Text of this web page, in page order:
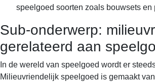
speelgoed soorten zoals bouwsets
Sub-onderwerp:
gerelateerd aan
In de wereld van speelgoed wordt er
Milieuvriendelijk speelgoed is gemaakt